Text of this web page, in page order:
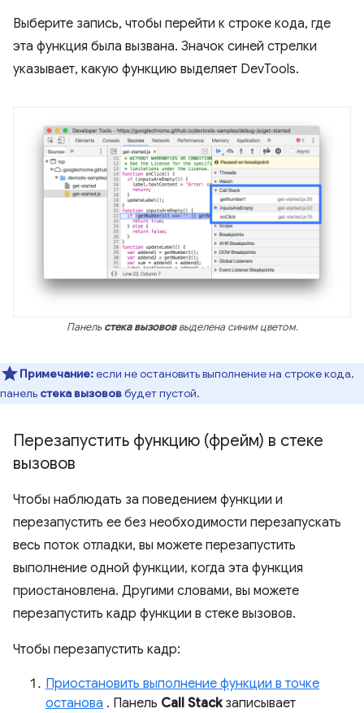
Выберите запись, чтобы перейти к строке кода, где
эта функция была вызвана. Значок синей стрелки
указывает, какую функцию выделяет DevTools.
Панельстека вызововвыделена синим цветом.
Примечание:если не остановить выполнение на строке кода,
панель стека вызововбудет пустой.
Перезапустить функцию (фрейм) в стеке
вызовов
Чтобы наблюдать за поведением функции и
перезапустить ее без необходимости перезапускать
весь поток отладки, вы можете перезапустить
выполнение одной функции, когда эта функция
приостановлена. Другими словами, вы можете
перезапустить кадр функции в стеке вызовов.
Чтобы перезапустить кадр:
Приостановить выполнение функции в точке
останова . Панель Call Stackзаписывает